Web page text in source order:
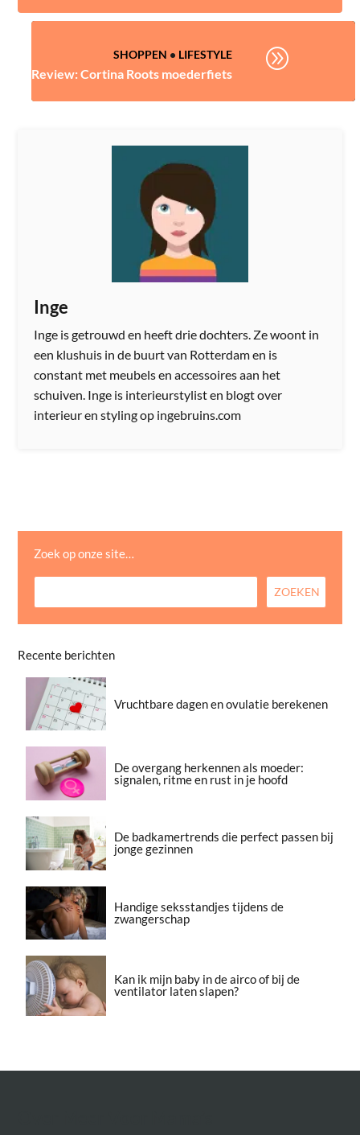
SHOPPEN • LIFESTYLE
Review: Cortina Roots moederfiets
A
Inge
Inge is getrouwd en heeft drie dochters. Ze woont in
een klushuis in de buurt van Rotterdam en is
constant met meubels en accessoires aan het
schuiven. Inge is interieurstylist en blogt over
interieur en styling op ingebruins.com
Zoek op onze site…
Recente berichten
Vruchtbare dagen en ovulatie berekenen
De overgang herkennen als moeder:
signalen, ritme en rust in je hoofd
De badkamertrends die perfect passen bij
jonge gezinnen
Handige seksstandjes tijdens de
zwangerschap
Kan ik mijn baby in de airco of bij de
ventilator laten slapen?